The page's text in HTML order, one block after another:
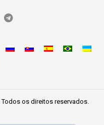
. Todos os direitos reservados.